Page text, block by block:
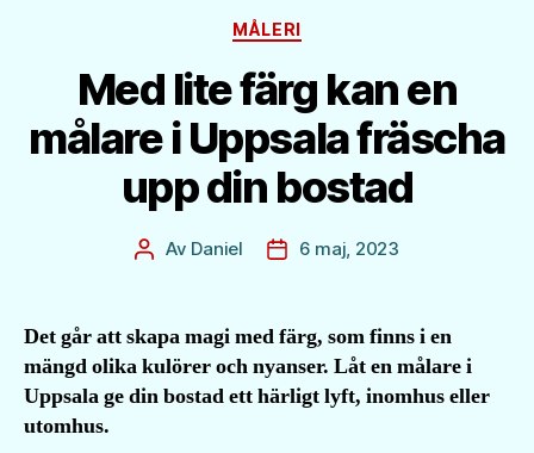
Kategorier
MÅLERI
Med lite färg kan en
målare i Uppsala fräscha
upp din bostad
Inläggsförfattare
Av Daniel Inläggsdatum
6 maj, 2023
Det går att skapa magi med färg, som finns i en
mängd olika kulörer och nyanser. Låt en målare i
Uppsala ge din bostad ett härligt lyft, inomhus eller
utomhus.